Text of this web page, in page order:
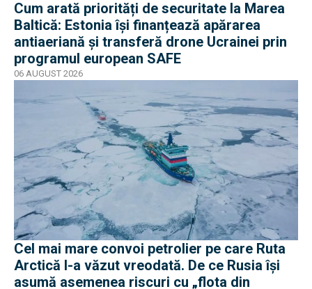
Cum arată priorități de securitate la Marea
Baltică: Estonia își finanțează apărarea
antiaeriană și transferă drone Ucrainei prin
programul european SAFE
06 AUGUST 2026
Cel mai mare convoi petrolier pe care Ruta
Arctică l-a văzut vreodată. De ce Rusia își
asumă asemenea riscuri cu „flota din